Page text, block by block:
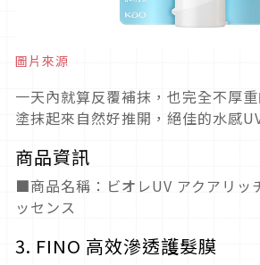
圖片來源
一天內就算反覆補抹，也完全不厚
塗抹起來自然好推開，絕佳的水感
商品資訊
■商品名稱：ビオレUV アクアリッ
ッセンス
3. FINO 高效滲透護髮膜